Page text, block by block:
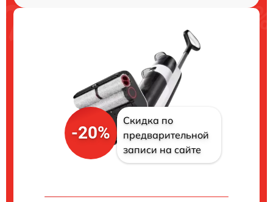
-20%
Скидка по
предварительной
записи на сайте